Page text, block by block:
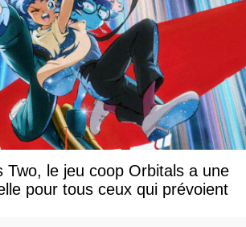
Two, le jeu coop Orbitals a une
pour tous ceux qui prévoient